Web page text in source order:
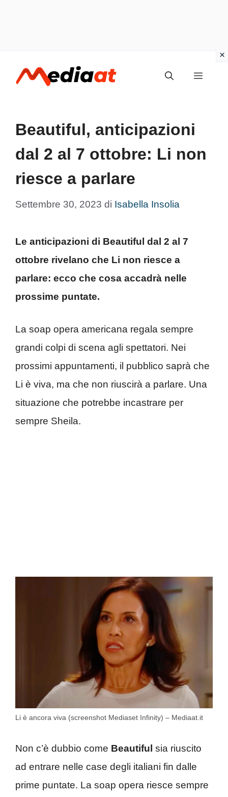
MENU
Beautiful, anticipazioni
dal 2 al 7 ottobre: Li non
riesce a parlare
Settembre 30, 2023 di Isabella Insolia
Le anticipazioni di Beautiful dal 2 al 7
ottobre rivelano che Li non riesce a
parlare: ecco che cosa accadrà nelle
prossime puntate.
La soap opera americana regala sempre
grandi colpi di scena agli spettatori. Nei
prossimi appuntamenti, il pubblico saprà che
Li è viva, ma che non riuscirà a parlare. Una
situazione che potrebbe incastrare per
sempre Sheila.
Li è ancora viva (screenshot Mediaset Infinity) – Mediaat.it
Non c’è dubbio come Beautiful sia riuscito
ad entrare nelle case degli italiani fin dalle
prime puntate. La soap opera riesce sempre